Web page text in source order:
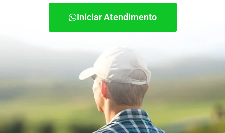
Iniciar Atendimento